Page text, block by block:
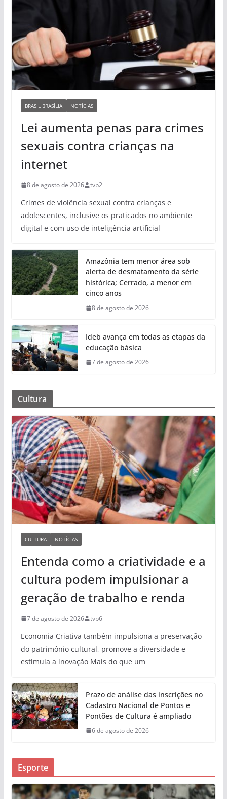
BRASIL BRASÍLIA NOTÍCIAS
Lei aumenta penas para crimes
sexuais contra crianças na
internet
8 de agosto de 2026 tvp2
Crimes de violência sexual contra crianças e
adolescentes, inclusive os praticados no ambiente
digital e com uso de inteligência artificial
Amazônia tem menor área sob
alerta de desmatamento da série
histórica; Cerrado, a menor em
cinco anos
8 de agosto de 2026
Ideb avança em todas as etapas da
educação básica
7 de agosto de 2026
Cultura
CULTURA NOTÍCIAS
Entenda como a criatividade e a
cultura podem impulsionar a
geração de trabalho e renda
7 de agosto de 2026 tvp6
Economia Criativa também impulsiona a preservação
do patrimônio cultural, promove a diversidade e
estimula a inovação Mais do que um
Prazo de análise das inscrições no
Cadastro Nacional de Pontos e
Pontões de Cultura é ampliado
6 de agosto de 2026
Esporte